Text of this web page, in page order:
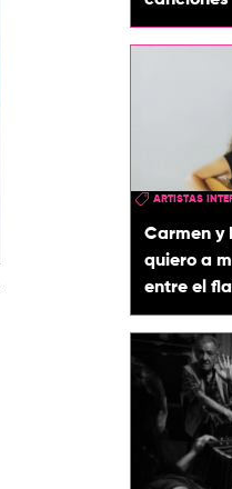
ARTISTAS
Carmen y
quiero a
entre el